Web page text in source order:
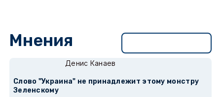
Мнения
Денис Канаев
Слово "Украина" не принадлежит этому монстру
Зеленскому